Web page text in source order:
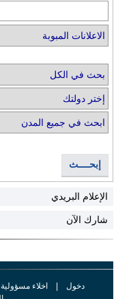
إبحــــث
الإعلام البريدي
شارك الآن
دخول اخلاء مسؤولية